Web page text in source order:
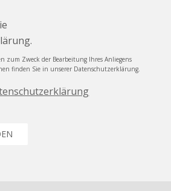
zum Zweck der Bearbeitung Ihres Anliegens
finden Sie in unserer Datenschutzerklärung.